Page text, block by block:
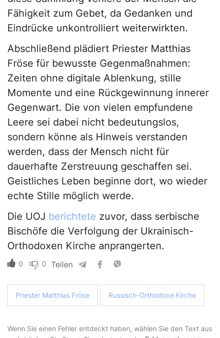
Fähigkeit zum Gebet, da Gedanken und
Eindrücke unkontrolliert weiterwirkten.
Abschließend plädiert Priester Matthias
Fröse für bewusste Gegenmaßnahmen:
Zeiten ohne digitale Ablenkung, stille
Momente und eine Rückgewinnung innerer
Gegenwart. Die von vielen empfundene
Leere sei dabei nicht bedeutungslos,
sondern könne als Hinweis verstanden
werden, dass der Mensch nicht für
dauerhafte Zerstreuung geschaffen sei.
Geistliches Leben beginne dort, wo wieder
echte Stille möglich werde.
Die UOJ berichtete zuvor, dass serbische
Bischöfe die Verfolgung der Ukrainisch-
Orthodoxen Kirche anprangerten.
0 0 Teilen
Priester Matthias Fröse Russisch-Orthodoxe Kirche
Wenn Sie einen Fehler entdeckt haben, wählen Sie den Text aus